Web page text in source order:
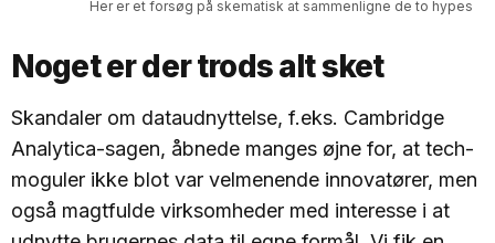
Her er et forsøg på skematisk at sammenligne de to hypes
Noget er der trods alt sket
Skandaler om dataudnyttelse, f.eks. Cambridge
Analytica-sagen, åbnede manges øjne for, at tech-
moguler ikke blot var velmenende innovatører, men
også magtfulde virksomheder med interesse i at